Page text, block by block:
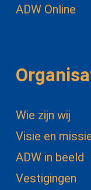
ADW Online
Wie zijn wij
Visie en
ADW in beeld
Vestigingen